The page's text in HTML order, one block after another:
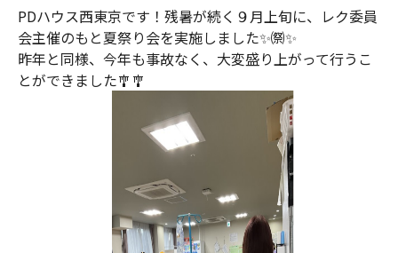
PDハウス西東京です！残暑が続く９月上旬に、レク委員
会主催のもと夏祭り会を実施しました✨㉀✨
昨年と同様、今年も事故なく、大変盛り上がって行うこ
とができました🎐🎐